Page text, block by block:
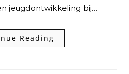
jeugdontwikkeling bij…
Reading